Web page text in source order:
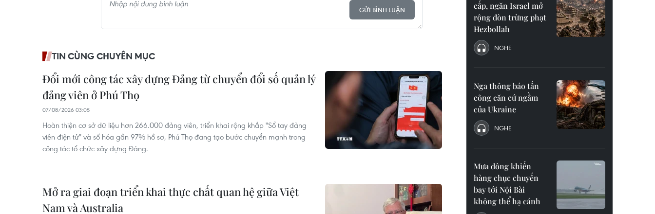
GỬI BÌNH LUẬN
TIN CÙNG CHUYÊN MỤC
Đổi mới công tác xây dựng Đảng từ chuyển đổi số quản lý
đảng viên ở Phú Thọ
07/08/2026 03:05
Hoàn thiện cơ sở dữ liệu hơn 266.000 đảng viên, triển khai rộng khắp "Sổ tay đảng
viên điện tử" và số hóa gần 97% hồ sơ, Phú Thọ đang tạo bước chuyển mạnh trong
công tác tổ chức xây dựng Đảng.
Mở ra giai đoạn triển khai thực chất quan hệ giữa Việt
Nam và Australia
cấp, ngăn Israel mở
rộng đòn trừng phạt
Hezbollah
NGHE
Nga thông báo tấn
công căn cứ ngầm
của Ukraine
NGHE
Mưa dông khiến
hàng chục chuyến
bay tới Nội Bài
không thể hạ cánh